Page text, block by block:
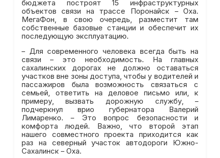
бюджета построят 15 инфраструктурных
объектов связи на трассе Поронайск – Оха.
МегаФон, в свою очередь, разместит там
собственные базовые станции и обеспечит их
последующую эксплуатацию.
– Для современного человека всегда быть на
связи – это необходимость. На главных
сахалинских дорогах не должно оставаться
участков вне зоны доступа, чтобы у водителей и
пассажиров была возможность связаться с
семьей, ответить на деловое письмо или, к
примеру, вызвать дорожную службу, –
подчеркнул врио губернатора Валерий
Лимаренко. – Это вопрос безопасности и
комфорта людей. Важно, что второй этап
нашего совместного проекта приходится как
раз на северный участок автодороги Южно-
Сахалинск – Оха.